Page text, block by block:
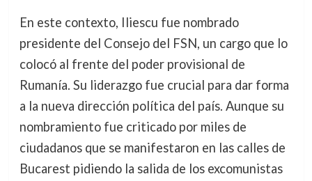
En este contexto, Iliescu fue nombrado
presidente del Consejo del FSN, un cargo que lo
colocó al frente del poder provisional de
Rumanía. Su liderazgo fue crucial para dar forma
a la nueva dirección política del país. Aunque su
nombramiento fue criticado por miles de
ciudadanos que se manifestaron en las calles de
Bucarest pidiendo la salida de los excomunistas